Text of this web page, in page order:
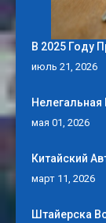
В 2025 Году
июль 21, 2026
мая 01, 2026
Китайский
март 11, 2026
Штайерска